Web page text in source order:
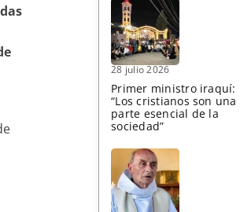
28 julio 2026
Primer ministro iraquí:
“Los cristianos son una
parte esencial de la
sociedad”